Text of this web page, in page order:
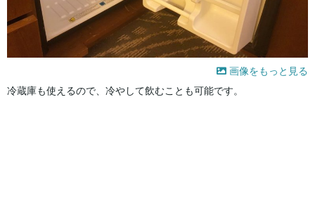
画像をもっと見る
冷蔵庫も使えるので、冷やして飲むことも可能です。